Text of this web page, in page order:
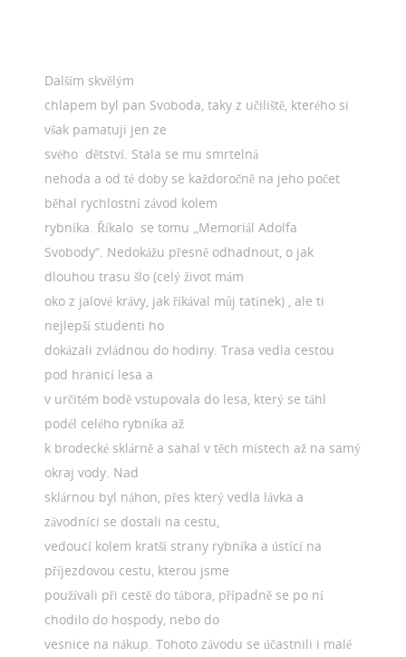
Dalším skvělým
chlapem byl pan Svoboda, taky z učiliště, kterého si
však pamatuji jen ze
svého dětství. Stala se mu smrtelná
nehoda a od té doby se každoročně na jeho počet
běhal rychlostní závod kolem
rybníka. Říkalo se tomu „Memoriál Adolfa
Svobody“. Nedokážu přesně odhadnout, o jak
dlouhou trasu šlo (celý život mám
oko z jalové krávy, jak říkával můj tatínek) , ale ti
nejlepší studenti ho
dokázali zvládnou do hodiny. Trasa vedla cestou
pod hranicí lesa a
v určitém bodě vstupovala do lesa, který se táhl
podél celého rybníka až
k brodecké sklárně a sahal v těch místech až na samý
okraj vody. Nad
sklárnou byl náhon, přes který vedla lávka a
závodníci se dostali na cestu,
vedoucí kolem kratší strany rybníka a ústící na
příjezdovou cestu, kterou jsme
používali při cestě do tábora, případně se po ní
chodilo do hospody, nebo do
vesnice na nákup. Tohoto závodu se účastnili i malé